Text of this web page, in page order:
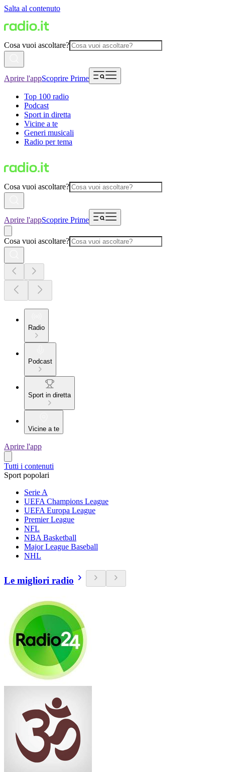
Salta al contenuto
Cosa vuoi ascoltare?
Aprire l'appScoprire Prime
Top 100 radio
Podcast
Sport in diretta
Vicine a te
Generi musicali
Radio per tema
Cosa vuoi ascoltare?
Aprire l'appScoprire Prime
Cosa vuoi ascoltare?
Radio
Podcast
Sport in diretta
Vicine a te
Aprire l'app
Tutti i contenuti
Sport popolari
Serie A
UEFA Champions League
UEFA Europa League
Premier League
NFL
NBA Basketball
Major League Baseball
NHL
Le migliori radio